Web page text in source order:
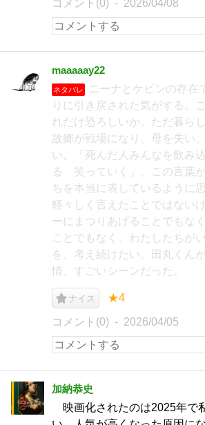
コメント(0) 2026/04/08
maaaaay22
ネタバレ
ニーナとケビンの存在
りに引き戻された気がする。
れだけ恐ろしいか。ただ暮ら
故郷が戦場になり、母を失い
い。「死んだ人みんなを飲み
る 笑っていく」。この言葉
ちを本当に表しているように
軽々しく言えたことではない
ーにまつりあげることでもな
ことでもなく、わたしたちが
を、考え続けたい。田丸くん
情、すごいシーンだった。
ナイス ★4
コメント(0) 2026/04/05
加納恭史
映画化されたのは2025年で